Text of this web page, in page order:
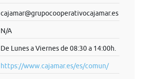
cajamar@grupocooperativocajamar.es
N/A
De Lunes a Viernes de 08:30 a 14:00h.
https://www.cajamar.es/es/comun/